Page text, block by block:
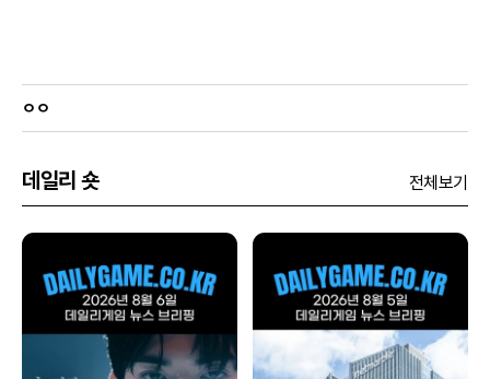
ㅇㅇ
데일리 숏 전체보기